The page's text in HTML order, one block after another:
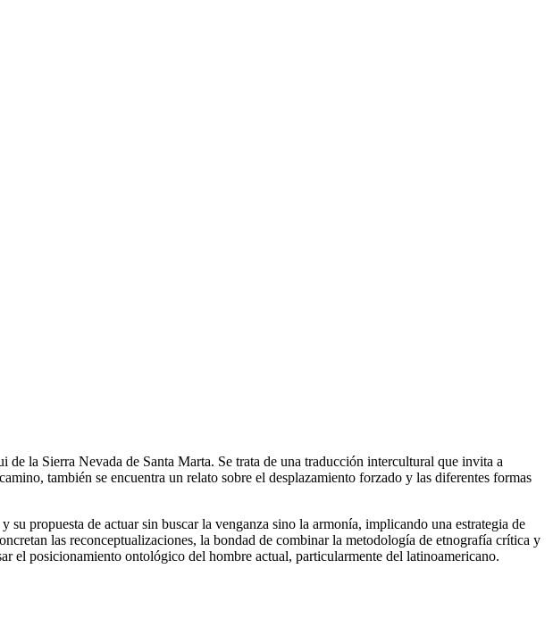
la Sierra Nevada de Santa Marta. Se trata de una traducción intercultural que invita a
también se encuentra un relato sobre el desplazamiento forzado y las diferentes formas
propuesta de actuar sin buscar la venganza sino la armonía, implicando una estrategia de
las reconceptualizaciones, la bondad de combinar la metodología de etnografía crítica y
el posicionamiento ontológico del hombre actual, particularmente del latinoamericano.